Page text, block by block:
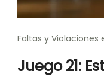
Faltas y Violaciones
Juego 21: